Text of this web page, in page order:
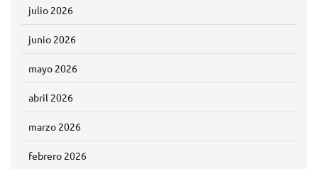
julio 2026
junio 2026
mayo 2026
abril 2026
marzo 2026
febrero 2026